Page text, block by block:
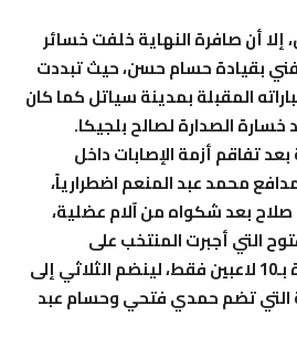
أن صافرة النهاية خلفت خسائر
بقيادة حسام حسن، حيث تبددت
المقبلة بمدينة سياتل كما كان
الصدارة لصالح بلجيكا.
تفاقم أزمة الإصابات داخل
محمد عبد المنعم اضطرارياً،
صلاح بعد شكواه من آلام عضلية،
التي أجبرت المنتخب على
استكمال الدقائق الأخيرة بـ10 لاعبين فقط، لينضم الثلاثي إلى
التي تضم حمدي فتحي وحسام عبد